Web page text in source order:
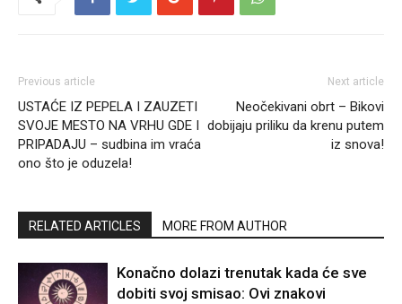
Previous article
USTAĆE IZ PEPELA I ZAUZETI
SVOJE MESTO NA VRHU GDE I
PRIPADAJU – sudbina im vraća
ono što je oduzela!
Next article
Neočekivani obrt – Bikovi
dobijaju priliku da krenu putem
iz snova!
RELATED ARTICLES MORE FROM AUTHOR
Konačno dolazi trenutak kada će sve
dobiti svoj smisao: Ovi znakovi